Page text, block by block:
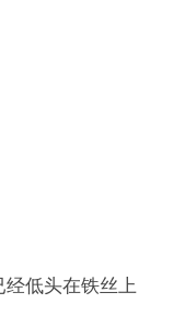
低头在铁丝上